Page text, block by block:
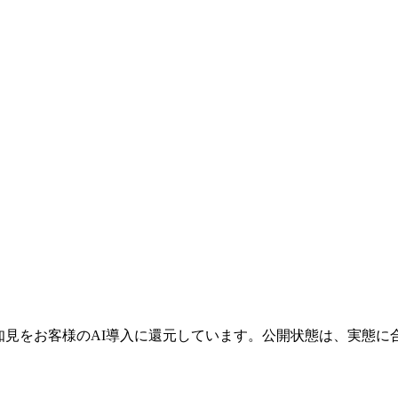
をお客様のAI導入に還元しています。公開状態は、実態に